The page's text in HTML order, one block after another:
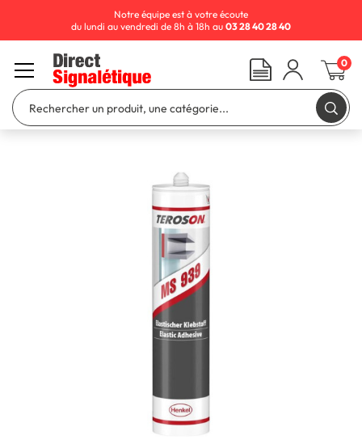
Notre équipe est à votre écoute
du lundi au vendredi de 8h à 18h au 03 28 40 28 40
0